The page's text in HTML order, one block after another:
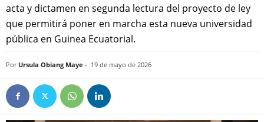
acta y dictamen en segunda lectura del proyecto de ley
que permitirá poner en marcha esta nueva universidad
pública en Guinea Ecuatorial.
Por Ursula Obiang Maye - 19 de mayo de 2026